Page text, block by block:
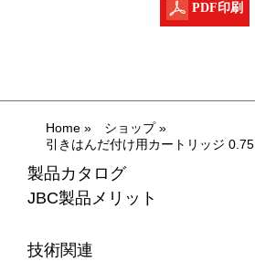
PDF印刷
Home» ショップ»
引きはんだ付け用カートリッジ 0.75
製品カタログ
JBC製品メリット
技術関連